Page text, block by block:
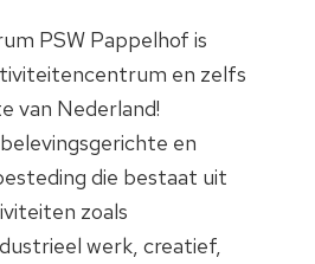
PSW Pappelhof is
en zelfs
van Nederland!
en
die bestaat uit
zoals
werk, creatief,